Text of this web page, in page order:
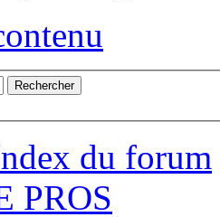
du forum
PROS